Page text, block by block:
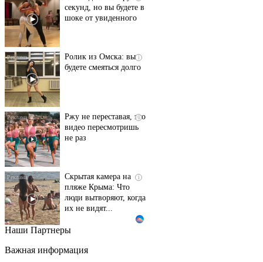
секунд, но вы будете в
шоке от увиденного
i
Ролик из Омска: вы
будете смеяться долго
i
Ржу не переставая, это
видео пересмотришь
не раз
i
Скрытая камера на
пляже Крыма: Что
люди вытворяют, когда
их не видят...
Ролик длится
смеяться вы будете
Наши Партнеры
Важная информация